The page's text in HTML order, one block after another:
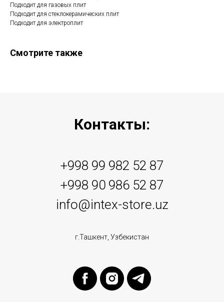
Подходит для газовых плит
Подходит для стеклокерамических плит
Подходит для электроплит
Смотрите также
Контакты:
+998 99 982 52 87
+998 90 986 52 87
info@intex-store.uz
г.Ташкент, Узбекистан